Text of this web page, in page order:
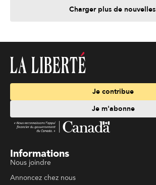
Charger plus de nouvelles
Je contribue
Je m'abonne
Informations
Nous joindre
Annoncez chez nous